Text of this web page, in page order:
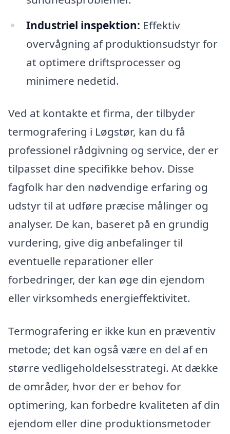
Industriel inspektion: Effektiv
overvågning af produktionsudstyr for
at optimere driftsprocesser og
minimere nedetid.
Ved at kontakte et firma, der tilbyder
termografering i Løgstør, kan du få
professionel rådgivning og service, der er
tilpasset dine specifikke behov. Disse
fagfolk har den nødvendige erfaring og
udstyr til at udføre præcise målinger og
analyser. De kan, baseret på en grundig
vurdering, give dig anbefalinger til
eventuelle reparationer eller
forbedringer, der kan øge din ejendom
eller virksomheds energieffektivitet.
Termografering er ikke kun en præventiv
metode; det kan også være en del af en
større vedligeholdelsesstrategi. At dække
de områder, hvor der er behov for
optimering, kan forbedre kvaliteten af din
ejendom eller dine produktionsmetoder